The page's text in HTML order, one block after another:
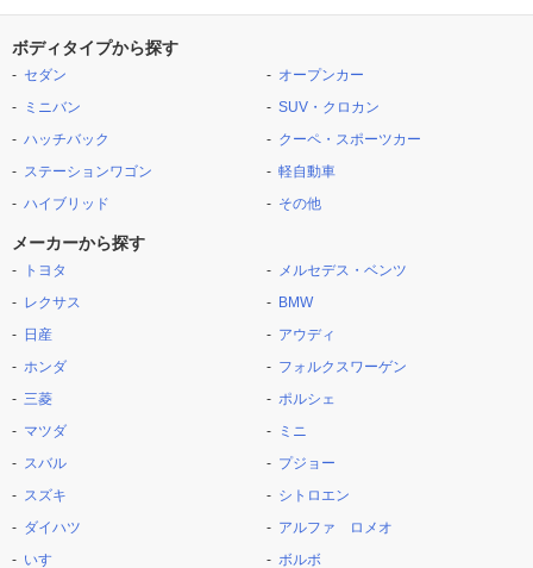
ボディタイプから探す
セダン
ミニバン
ハッチバック
ステーションワゴン
ハイブリッド
オープンカー
SUV・クロカン
クーペ・スポーツカー
軽自動車
その他
メーカーから探す
トヨタ
レクサス
日産
ホンダ
三菱
マツダ
スバル
スズキ
ダイハツ
いすゞ
メルセデス・ベンツ
BMW
アウディ
フォルクスワーゲン
ポルシェ
ミニ
プジョー
シトロエン
アルファ ロメオ
ボルボ